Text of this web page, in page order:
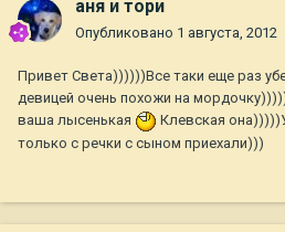
аня и тори
Опубликовано 1 августа, 2012
Привет Света))))))Все таки еще раз
девицей очень похожи на
ваша лысенькая
Клевская
только с речки с сыном приехали)))